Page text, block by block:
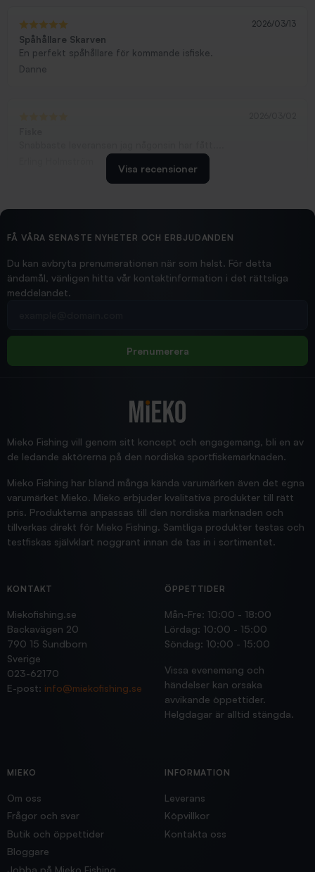
2026/03/13
Spåhållare Skarven
En perfekt spåhållare för kommande isfiske.
Danne
2026/02/19
Hittade exakt vad jag behövde. Snabb och bra...
Jensa
Visa recensioner
FÅ VÅRA SENASTE NYHETER OCH ERBJUDANDEN
Du kan avbryta prenumerationen när som helst. För detta
ändamål, vänligen hitta vår kontaktinformation i det rättsliga
meddelandet.
Prenumerera
Mieko Fishing vill genom sitt koncept och engagemang, bli en av
de ledande aktörerna på den nordiska sportfiskemarknaden.
Mieko Fishing har bland många kända varumärken även det egna
varumärket Mieko. Mieko erbjuder kvalitativa produkter till rätt
pris. Produkterna anpassas till den nordiska marknaden och
tillverkas direkt för Mieko Fishing. Samtliga produkter testas och
testfiskas självklart noggrant innan de tas in i sortimentet.
KONTAKT
Miekofishing.se
Backavägen 20
790 15 Sundborn
Sverige
023-62170
E-post: info@miekofishing.se
ÖPPETTIDER
Mån-Fre: 10:00 - 18:00
Lördag: 10:00 - 15:00
Söndag: 10:00 - 15:00
Vissa evenemang och
händelser kan orsaka
avvikande öppettider.
Helgdagar är alltid stängda.
MIEKO
Om oss
Frågor och svar
Butik och öppettider
Bloggare
Jobba på Mieko Fishing
INFORMATION
Leverans
Köpvillkor
Kontakta oss